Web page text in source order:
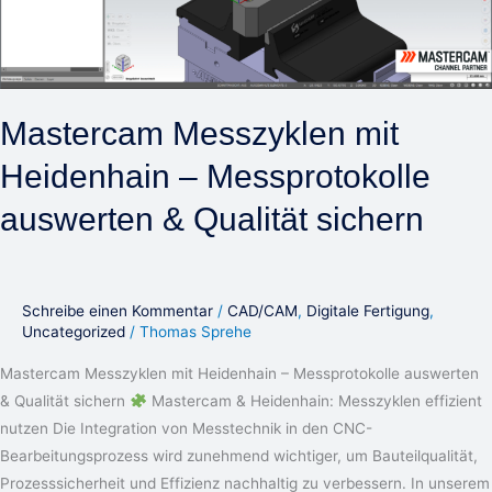
Mastercam Messzyklen mit
Heidenhain – Messprotokolle
auswerten & Qualität sichern
Schreibe einen Kommentar / CAD/CAM, Digitale Fertigung,
Uncategorized / Thomas Sprehe
Mastercam Messzyklen mit Heidenhain – Messprotokolle auswerten
& Qualität sichern
Mastercam & Heidenhain: Messzyklen effizient
nutzen Die Integration von Messtechnik in den CNC-
Bearbeitungsprozess wird zunehmend wichtiger, um Bauteilqualität,
Prozesssicherheit und Effizienz nachhaltig zu verbessern. In unserem
sichern